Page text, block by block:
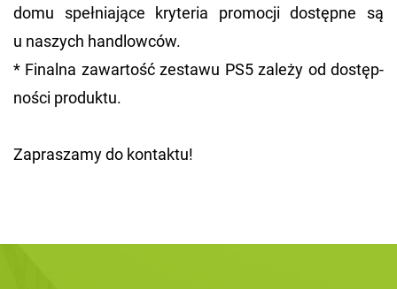
domu speł­nia­ją­ce kry­te­ria pro­mo­cji do­stęp­ne są
u na­szych han­dlow­ców.
* Fi­nal­na za­war­tość ze­sta­wu PS5 za­le­ży od do­stęp­
no­ści pro­duk­tu.
Za­pra­sza­my do kon­tak­tu!